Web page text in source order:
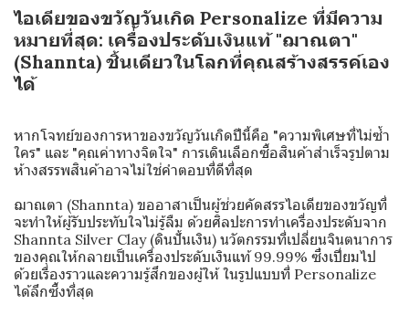
ไอเดียของขวัญวันเกิด Personalize ที่มีความ
หมายที่สุด: เครื่องประดับเงินแท้ "ฌาณตา"
(Shannta) ชิ้นเดียวในโลกที่คุณสร้างสรรค์เอง
ได้
หากโจทย์ของการหาของขวัญวันเกิดปีนี้คือ "ความพิเศษที่ไม่ซ้ำ
ใคร" และ "คุณค่าทางจิตใจ" การเดินเลือกซื้อสินค้าสำเร็จรูปตาม
ห้างสรรพสินค้าอาจไม่ใช่คำตอบที่ดีที่สุด
ฌาณตา (Shannta) ขออาสาเป็นผู้ช่วยคัดสรรไอเดียของขวัญที่
จะทำให้ผู้รับประทับใจไม่รู้ลืม ด้วยศิลปะการทำเครื่องประดับจาก
Shannta Silver Clay (ดินปั้นเงิน) นวัตกรรมที่เปลี่ยนจินตนาการ
ของคุณให้กลายเป็นเครื่องประดับเงินแท้ 99.99% ซึ่งเปี่ยมไป
ด้วยเรื่องราวและความรู้สึกของผู้ให้ ในรูปแบบที่ Personalize
ได้ลึกซึ้งที่สุด